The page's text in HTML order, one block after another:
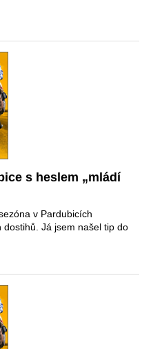
s heslem „mládí
v Pardubicích
Já jsem našel tip do